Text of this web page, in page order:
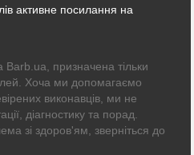
активне посилання на
призначена тільки
Хоча ми допомагаємо
виконавців, ми не
діагностику та порад.
зі здоров'ям, зверніться до